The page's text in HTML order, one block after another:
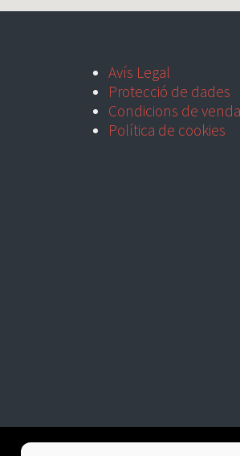
Avís Legal
Protecció de dades
Condicions de venda
Política de cookies